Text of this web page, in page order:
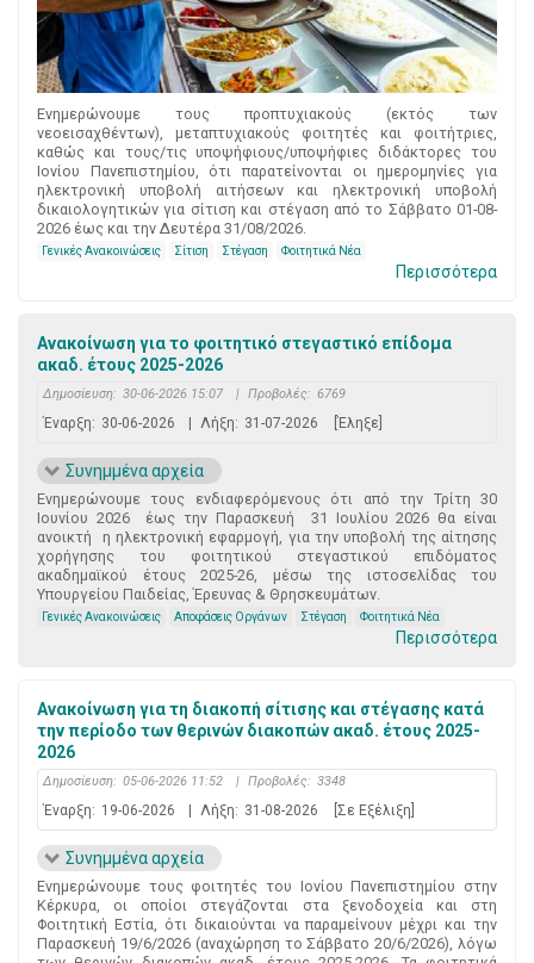
Ενημερώνουμε τους προπτυχιακούς (εκτός των
νεοεισαχθέντων), μεταπτυχιακούς φοιτητές και φοιτήτριες,
καθώς και τους/τις υποψήφιους/υποψήφιες διδάκτορες του
Ιονίου Πανεπιστημίου, ότι παρατείνονται οι ημερομηνίες για
ηλεκτρονική υποβολή αιτήσεων και ηλεκτρονική υποβολή
δικαιολογητικών για σίτιση και στέγαση από το Σάββατο 01-08-
2026 έως και την Δευτέρα 31/08/2026.
Γενικές Ανακοινώσεις Σίτιση Στέγαση Φοιτητικά Νέα
Περισσότερα
Ανακοίνωση για το φοιτητικό στεγαστικό επίδομα
ακαδ. έτους 2025-2026
Δημοσίευση: 30-06-2026 15:07 | Προβολές: 6769
Έναρξη: 30-06-2026 | Λήξη: 31-07-2026 [Έληξε]
Συνημμένα αρχεία
Ενημερώνουμε τους ενδιαφερόμενους ότι από την Τρίτη 30
Ιουνίου 2026 έως την Παρασκευή 31 Ιουλίου 2026 θα είναι
ανοικτή η ηλεκτρονική εφαρμογή, για την υποβολή της αίτησης
χορήγησης του φοιτητικού στεγαστικού επιδόματος
ακαδημαϊκού έτους 2025-26, μέσω της ιστοσελίδας του
Υπουργείου Παιδείας, Έρευνας & Θρησκευμάτων.
Γενικές Ανακοινώσεις Αποφάσεις Οργάνων Στέγαση Φοιτητικά Νέα
Περισσότερα
Ανακοίνωση για τη διακοπή σίτισης και στέγασης κατά
την περίοδο των θερινών διακοπών ακαδ. έτους 2025-
2026
Δημοσίευση: 05-06-2026 11:52 | Προβολές: 3348
Έναρξη: 19-06-2026 | Λήξη: 31-08-2026 [Σε Εξέλιξη]
Συνημμένα αρχεία
Ενημερώνουμε τους φοιτητές του Ιονίου Πανεπιστημίου στην
Κέρκυρα, οι οποίοι στεγάζονται στα ξενοδοχεία και στη
Φοιτητική Εστία, ότι δικαιούνται να παραμείνουν μέχρι και την
Παρασκευή 19/6/2026 (αναχώρηση το Σάββατο 20/6/2026), λόγω